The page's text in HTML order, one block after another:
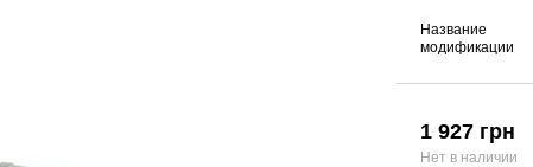
Название
модификации
1 927 грн
Нет в наличии